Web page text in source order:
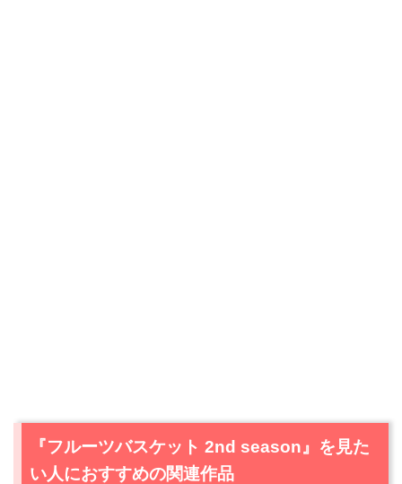
『フルーツバスケット 2nd season』を見た
い人におすすめの関連作品